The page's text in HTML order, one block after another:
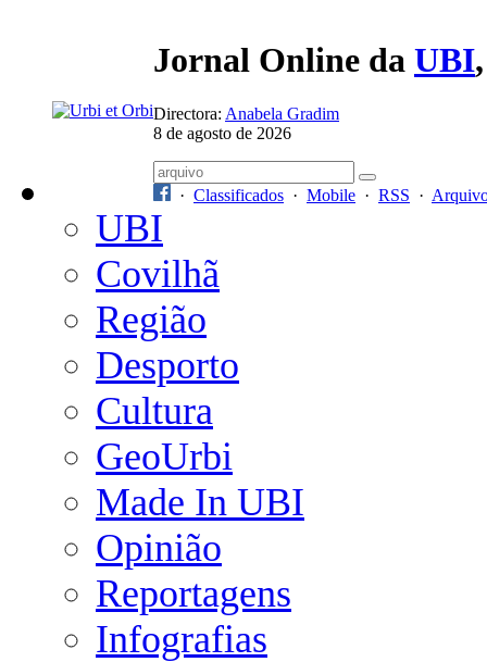
Jornal Online da UBI
Directora: Anabela Gradim
8 de agosto de 2026
· Classificados · Mobile · RSS ·
UBI
Covilhã
Região
Desporto
Cultura
GeoUrbi
Made In UBI
Opinião
Reportagens
Infografias